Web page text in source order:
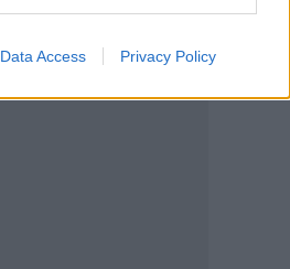
Data Access Privacy Policy